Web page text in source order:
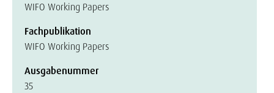
WIFO Working Papers
Fachpublikation
WIFO Working Papers
Ausgabenummer
35